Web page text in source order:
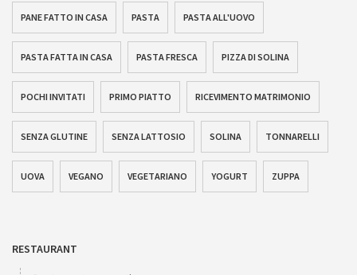
PANE FATTO IN CASA PASTA PASTA ALL'UOVO
PASTA FATTA IN CASA PASTA FRESCA PIZZA DI SOLINA
POCHI INVITATI PRIMO PIATTO RICEVIMENTO MATRIMONIO
SENZA GLUTINE SENZA LATTOSIO SOLINA TONNARELLI
UOVA VEGANO VEGETARIANO YOGURT ZUPPA
RESTAURANT